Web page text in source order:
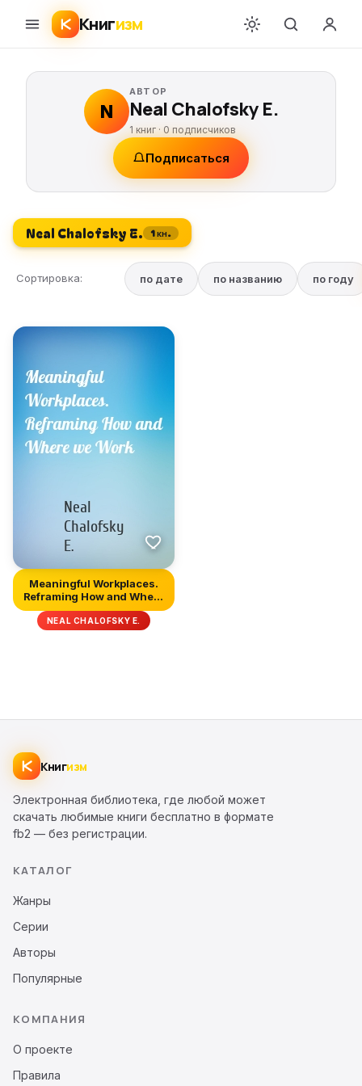
Книгизм
N
АВТОР
Neal Chalofsky E.
1 книг · 0 подписчиков
Подписаться
Neal Chalofsky E. 1 кн.
Сортировка: по дате по названию по году
Meaningful Workplaces.
Reframing How and Where
we...
NEAL CHALOFSKY E.
Книгизм
Электронная библиотека, где любой может
скачать любимые книги бесплатно в формате
fb2 — без регистрации.
КАТАЛОГ
Жанры
Серии
Авторы
Популярные
КОМПАНИЯ
О проекте
Правила